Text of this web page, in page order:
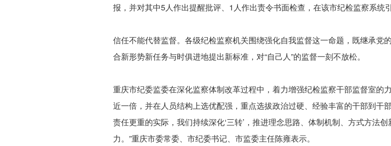
报，并对其中5人作出提醒批评、1人作出责令书面检查，在该市纪检监察系统
信任不能代替监督。各级纪检监察机关围绕强化自我监督这一命题，既继承党
合新形势新任务与时俱进地提出新标准，对“自己人”的监督一刻不放松。
重庆市纪委监委在深化监察体制改革过程中，着力增强纪检监察干部监督室的
近一倍，并在人员结构上选优配强，重点选拔政治过硬、经验丰富的干部到干
责任更重的实际，我们持续深化‘三转’，推进理念思路、体制机制、方式方法
力。”重庆市委常委、市纪委书记、市监委主任陈雍表示。